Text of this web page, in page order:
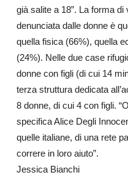
già salite a 18”. La forma
denunciata dalle donne è
quella fisica (66%), quella
(24%). Nelle due case
donne con figli (di cui 14
terza struttura dedicata
8 donne, di cui 4 con figli.
specifica Alice Degli
quelle italiane, di una rete
correre in loro aiuto”.
Jessica Bianchi